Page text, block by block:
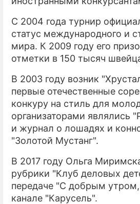
С 2004 года турнир
статус международного и
мира. К 2009 году его
отметки в 150 тысяч
В 2003 году возник
первые отечественные
конкуру на стиль для
организаторами являлись
и журнал о лошадях и
"Золотой Мустанг".
В 2017 году Ольга
рубрики "Клуб деловых
передаче "С добрым
канале "Карусель".